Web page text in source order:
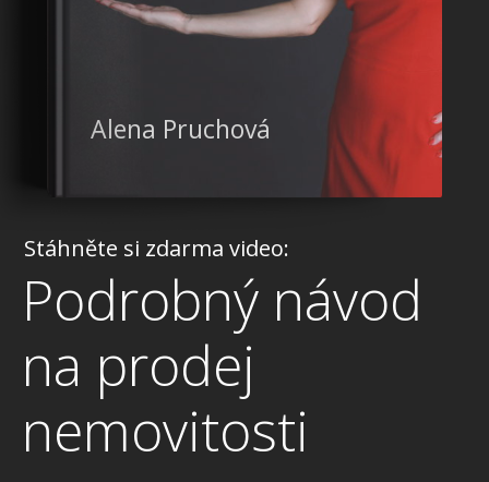
Alena Pruchová
Stáhněte si zdarma video:
Podrobný návod
na prodej
nemovitosti